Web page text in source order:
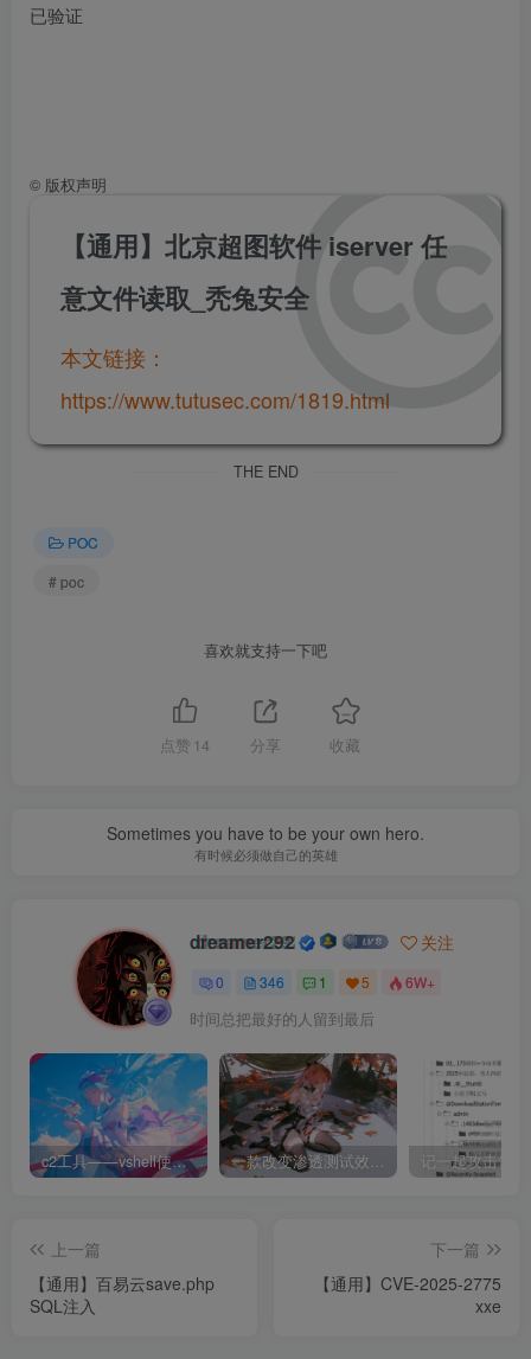
已验证
© 版权声明
【通用】北京超图软件 iserver 任
意文件读取_秃兔安全
本文链接：
https://www.tutusec.com/1819.html
THE END
POC
# poc
喜欢就支持一下吧
点赞 14 分享 收藏
Sometimes you have to be your own hero.
有时候必须做自己的英雄
dreamer292 关注
0 346 1 5 6W+
时间总把最好的人留到最后
c2工具——vshell使用和下载 一款改变渗透测试效率的黑科技 —— dddd
上一篇
【通用】百易云save.php
SQL注入
下一篇
【通用】CVE-2025-2775
xxe